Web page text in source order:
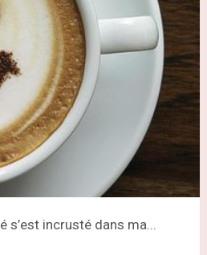
s’est incrusté dans ma...